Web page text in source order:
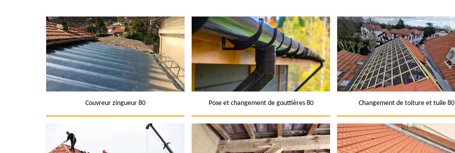
Couvreur zingueur 80 Pose et changement de gouttières 80 Changement de toiture et tuile 80